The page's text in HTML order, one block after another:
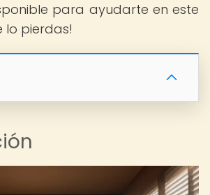
para ayudarte en este
lo pierdas!